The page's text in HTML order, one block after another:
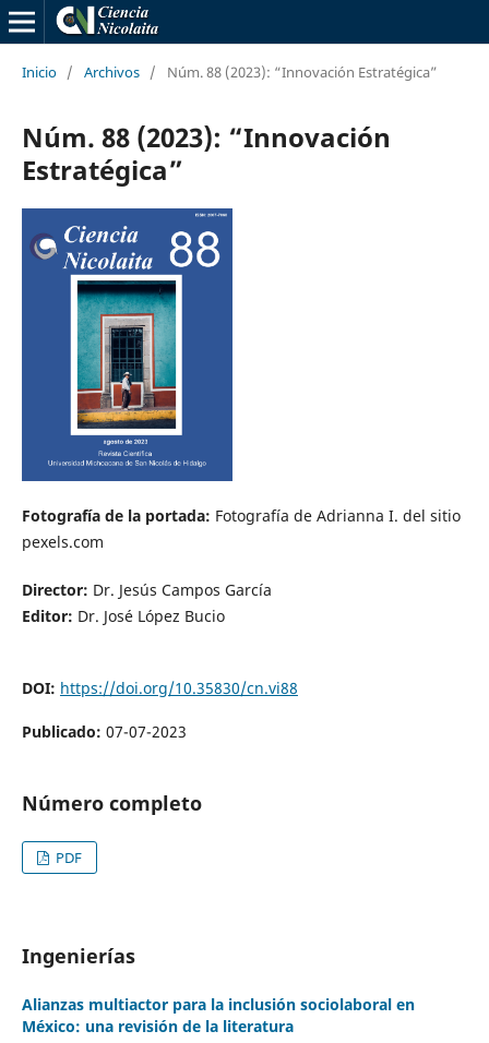
Inicio / Archivos / Núm. 88 (2023): “Innovación Estratégica”
Núm. 88 (2023): “Innovación
Estratégica”
Fotografía de la portada: Fotografía de Adrianna I. del sitio
pexels.com
Director: Dr. Jesús Campos García
Editor: Dr. José López Bucio
DOI: https://doi.org/10.35830/cn.vi88
Publicado: 07-07-2023
Número completo
PDF
Ingenierías
Alianzas multiactor para la inclusión sociolaboral en
México: una revisión de la literatura